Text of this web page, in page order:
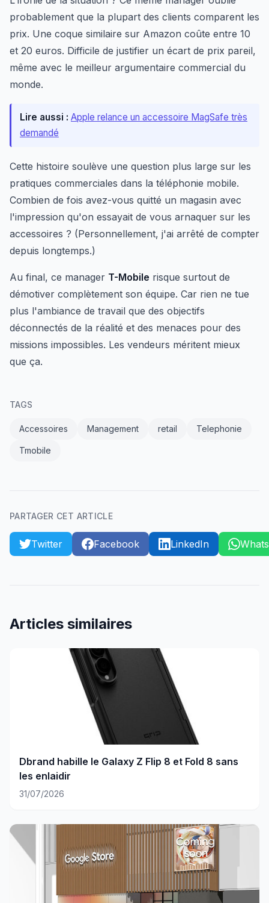
probablement que la plupart des clients comparent les
prix. Une coque similaire sur Amazon coûte entre 10
et 20 euros. Difficile de justifier un écart de prix pareil,
même avec le meilleur argumentaire commercial du
monde.
Lire aussi : Apple relance un accessoire MagSafe très
demandé
Cette histoire soulève une question plus large sur les
pratiques commerciales dans la téléphonie mobile.
Combien de fois avez-vous quitté un magasin avec
l'impression qu'on essayait de vous arnaquer sur les
accessoires ? (Personnellement, j'ai arrêté de compter
depuis longtemps.)
Au final, ce manager T-Mobile risque surtout de
démotiver complètement son équipe. Car rien ne tue
plus l'ambiance de travail que des objectifs
déconnectés de la réalité et des menaces pour des
missions impossibles. Les vendeurs méritent mieux
que ça.
TAGS
Accessoires Management retail Telephonie
Tmobile
PARTAGER CET ARTICLE
Twitter Facebook LinkedIn
Articles similaires
Dbrand habille le Galaxy Z Flip 8 et Fold 8 sans
les enlaidir
31/07/2026